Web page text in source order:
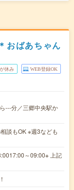
おばあちゃん
休み WEB登録OK
---分／三郷中央駅か
談もOK ※週3なども
～09:00※ 上記